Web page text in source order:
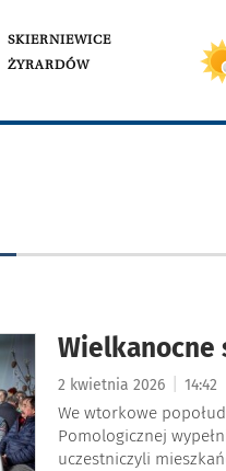
SKIERNIEWICE
ŻYRARDÓW
Wielkanocne
2 kwietnia 2026 14:42
We wtorkowe
Pomologicznej
uczestniczyli